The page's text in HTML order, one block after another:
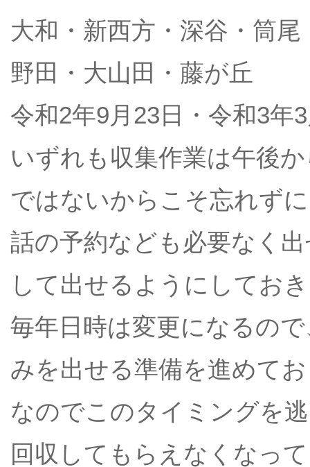
大和・新西方・深谷・筒
野田・大山田・藤が丘
令和2年9月23日・令和3年
いずれも収集作業は午後
ではないからこそ忘れず
話の予約なども必要なく
して出せるようにしてお
毎年日時は変更になるの
みを出せる準備を進めて
なのでこのタイミングを
回収してもらえなくなっ